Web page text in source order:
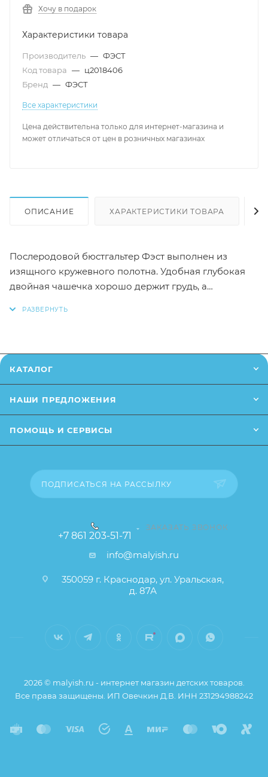
Хочу в подарок
Характеристики товара
Производитель — ФЭСТ
Код товара — ц2018406
Бренд — ФЭСТ
Все характеристики
Цена действительна только для интернет-магазина и
может отличаться от цен в розничных магазинах
ОПИСАНИЕ ХАРАКТЕРИСТИКИ ТОВАРА
Послеродовой бюстгальтер Фэст выполнен из
изящного кружевного полотна. Удобная глубокая
двойная чашечка хорошо держит грудь, а
Внутренние швы закрыты бейкой из хлопкового
чувствительной кожи груди. Широкие бретели с
и шеи. Спинка застегивается на крючки и имеет три
КАТАЛОГ
НАШИ ПРЕДЛОЖЕНИЯ
ПОМОЩЬ И СЕРВИСЫ
ПОДПИСАТЬСЯ НА РАССЫЛКУ
+7 861 203-51-71
ЗАКАЗАТЬ ЗВОНОК
info@malyish.ru
350059 г. Краснодар, ул. Уральская,
д. 87А
2026 © malyish.ru - интернет магазин детских товаров.
Все права защищены. ИП Овечкин Д.В. ИНН 231294988242